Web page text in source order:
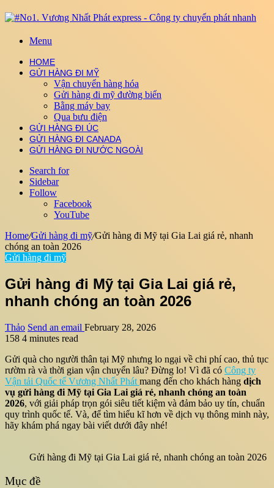
Menu
HOME
GỬI HÀNG ĐI MỸ
Vận chuyển hàng hóa
Gửi hàng đi mỹ đường biển
Bằng máy bay
Qua bưu điện
GỬI HÀNG ĐI ÚC
GỬI HÀNG ĐI CANADA
GỬI HÀNG ĐI NƯỚC NGOÀI
Search for
Sidebar
Follow
Facebook
YouTube
Home/Gửi hàng đi mỹ/Gửi hàng đi Mỹ tại Gia Lai giá rẻ, nhanh
chóng an toàn 2026
Gửi hàng đi mỹ
Gửi hàng đi Mỹ tại Gia Lai giá rẻ,
nhanh chóng an toàn 2026
Thảo Send an email February 28, 2026
158 4 minutes read
Gửi quà cho người thân tại Mỹ nhưng lo ngại về chi phí cao, thủ tục
rườm rà và thời gian vận chuyển lâu? Đừng lo! Vì đã có Công ty
Vận tải Quốc tế Vương Nhất Phát mang đến cho khách hàng dịch
vụ gửi hàng đi Mỹ tại Gia Lai giá rẻ, nhanh chóng an toàn
2026, với giải pháp trọn gói siêu tiết kiệm và đảm bảo uy tín, chuẩn
quy trình quốc tế. Và, để tìm hiểu kĩ hơn về dịch vụ thông minh này,
hãy khám phá ngay bài viết dưới đây nhé!
Gửi hàng đi Mỹ tại Gia Lai giá rẻ, nhanh chóng an toàn 2026
Mục đề